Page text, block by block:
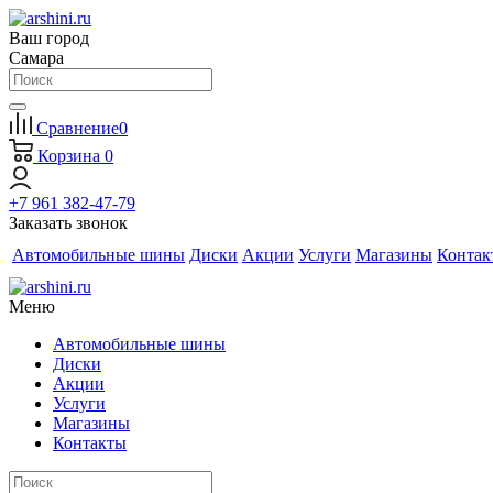
Ваш город
Самара
Сравнение0
Корзина 0
+7 961 382-47-79
Заказать звонок
Автомобильные шины Диски Акции Услуги Магазины
Меню
Автомобильные шины
Диски
Акции
Услуги
Магазины
Контакты